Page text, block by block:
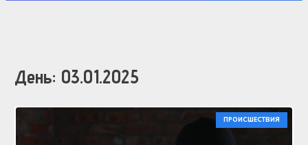
День: 03.01.2025
ПРОИСШЕСТВИЯ